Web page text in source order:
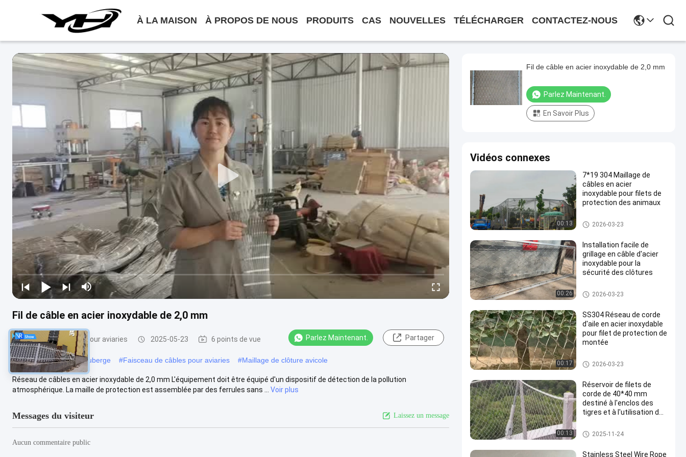
À LA MAISON À PROPOS DE NOUS PRODUITS CAS NOUVELLES TÉLÉCHARGER CONTACTEZ-NOUS
Fil de câble en acier inoxydable de 2,0 mm
Réseaux de câbles pour aviaries 2025-05-23 6 points de vue Parlez Maintenant. Partager
#Réseau de mailles d'auberge #Faisceau de câbles pour aviaries #Maillage de clôture avicole
Réseau de câbles en acier inoxydable de 2,0 mm L'équipement doit être équipé d'un dispositif de détection de la pollution
atmosphérique. La maille de protection est assemblée par des ferrules sans ...
Voir plus
Messages du visiteur Laissez un message
Aucun commentaire public
Fil de câble en acier inoxydable de 2,0 mm
Parlez Maintenant.
En Savoir Plus
Vidéos connexes
00:13
7*19 304 Maillage de
câbles en acier
inoxydable pour filets de
protection des animaux
Réseau à corde de zoo
2026-03-23
00:26
Installation facile de
grillage en câble d'acier
inoxydable pour la
sécurité des clôtures
Réseaux de câbles pour aviari
es
2026-03-23
00:17
SS304 Réseau de corde
d'aile en acier inoxydable
pour filet de protection de
montée
Réseaux de câbles pour aviari
es
2026-03-23
00:13
Réservoir de filets de
corde de 40*40 mm
destiné à l'enclos des
tigres et à l'utilisation de
Réseau de câbles
2025-11-24
Stainless Steel Wire Rope